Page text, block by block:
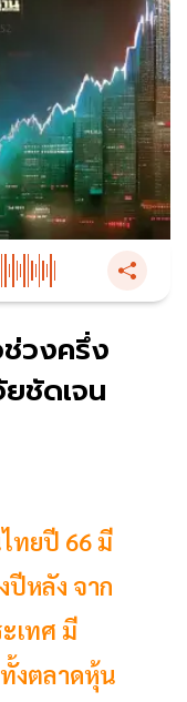
วงครึ่ง
ชัดเจน
ทยปี 66 มี
หลัง จาก
เทศ มี
งตลาดหุ้น